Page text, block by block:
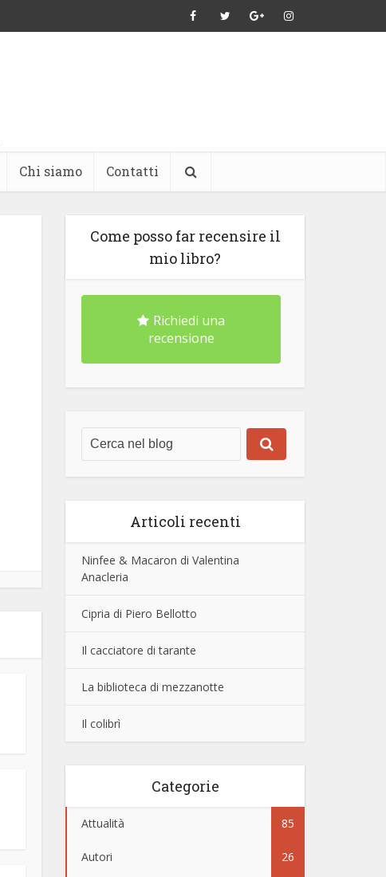
Chi siamo Contatti
Come posso far recensire il
mio libro?
Richiedi una
recensione
Articoli recenti
Ninfee & Macaron di Valentina
Anacleria
Cipria di Piero Bellotto
Il cacciatore di tarante
La biblioteca di mezzanotte
Il colibrì
Categorie
Attualità 85
Autori 26